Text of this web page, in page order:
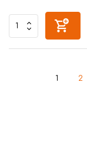
1 2